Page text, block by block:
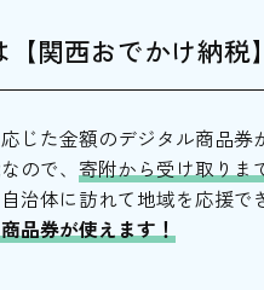
理を味わおう！
関西おでかけ納税
じた金額のデジタル商品
ので、 寄附から受け取りま
治体に訪れて地域を応援で
品券が使えます！